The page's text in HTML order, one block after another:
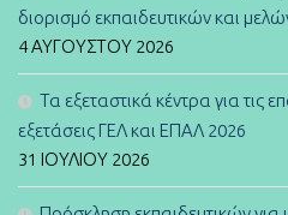
διορισμό εκπαιδευτικών και
4 ΑΥΓΟΎΣΤΟΥ 2026
Τα εξεταστικά κέντρα για τις
εξετάσεις ΓΕΛ και ΕΠΑΛ 2026
31 ΙΟΥΛΊΟΥ 2026